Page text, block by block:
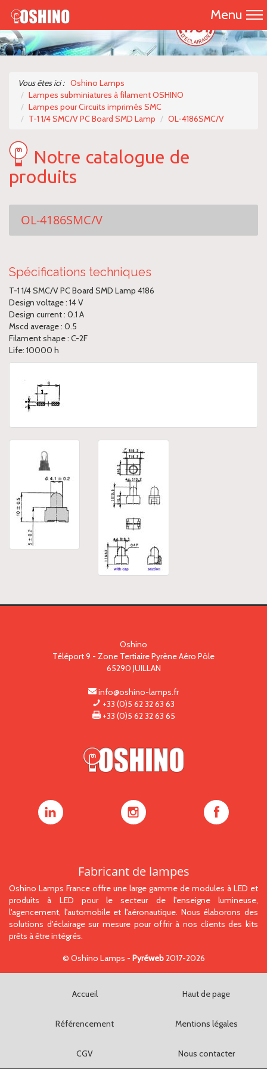
Menu
Accueil
Catalogue 2026
Nous contacter
Vous êtes ici : Oshino Lamps
Lampes subminiatures à filament OSHINO
Lampes pour Circuits imprimés SMC
T-1 1/4 SMC/V PC Board SMD Lamp
OL-4186SMC/V
Notre catalogue de
produits
OL-4186SMC/V
Spécifications techniques
T-1 1/4 SMC/V PC Board SMD Lamp 4186
Design voltage : 14 V
Design current : 0.1 A
Mscd average : 0.5
Filament shape : C-2F
Life: 10000 h
Oshino
Téléport 9 - Zone Tertiaire Pyrène Aéro Pôle
65290 JUILLAN
info@oshino-lamps.fr
+33 (0)5 62 32 63 63
+33 (0)5 62 32 63 65
Oshino
Oshino
Oshino
Fabricant de lampes
Oshino Lamps France offre une large gamme de modules à LED et
produits à LED pour le secteur de l'enseigne lumineuse,
l'agencement, l'automobile et l'aéronautique. Nous élaborons des
solutions d'éclairage sur mesure pour offrir à nos clients des kits
prêts à être intégrés.
© Oshino Lamps - Pyréweb2017-2026
Accueil Haut de page
Référencement Mentions légales
CGV Nous contacter